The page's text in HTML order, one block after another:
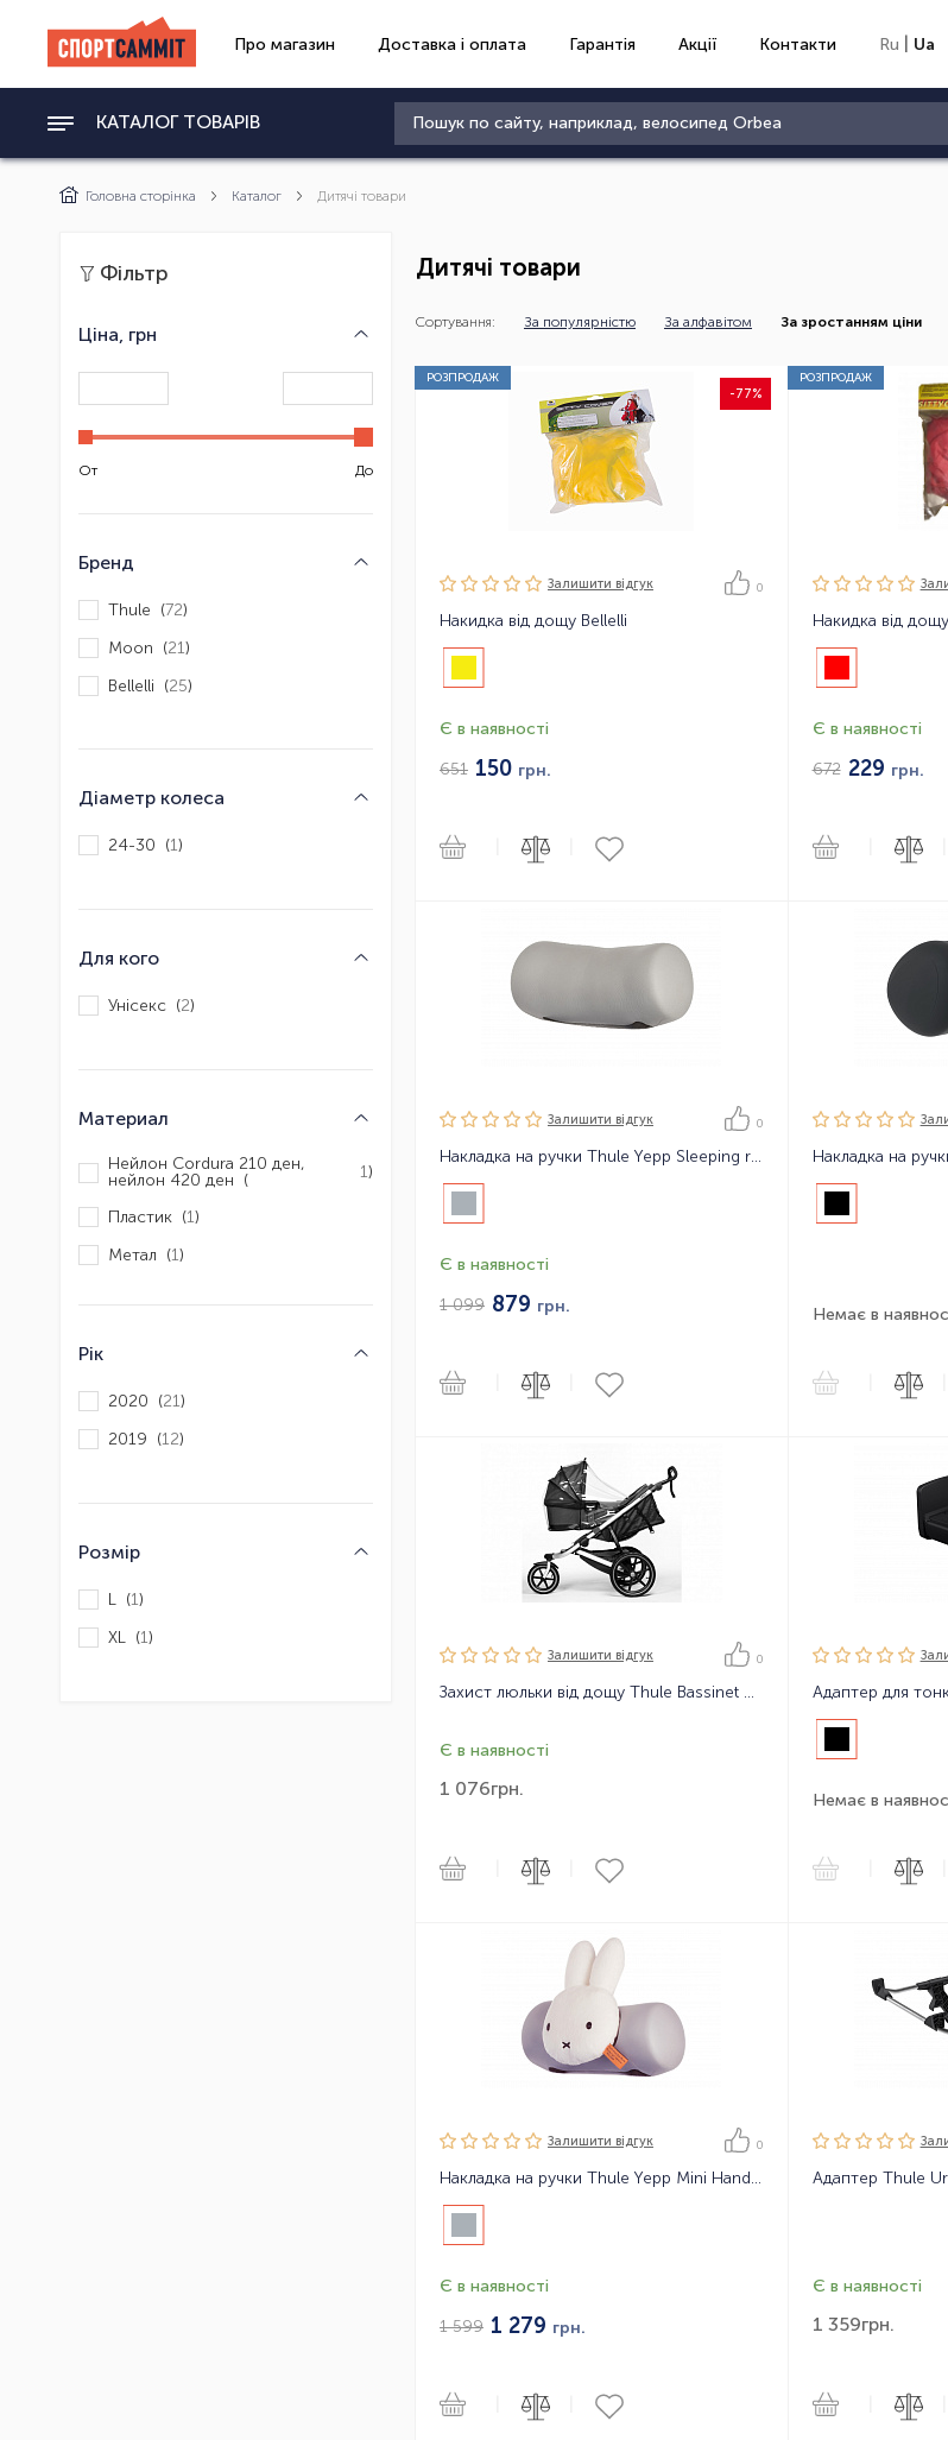
Про магазин Доставка і оплата Гарантія Акції Контакти Ru Ua
КАТАЛОГ ТОВАРІВ
Головна сторінка Каталог Дитячі товари
Фільтр
Ціна, грн
От До
Бренд
Thule (72)
Moon (21)
Bellelli (25)
Діаметр колеса
24-30 (1)
Для кого
Унісекс (2)
Материал
Нейлон Cordura 210 ден,
нейлон 420 ден (
1)
Пластик (1)
Метал (1)
Рік
2020 (21)
2019 (12)
Розмір
L (1)
XL (1)
Дитячі товари
Сортування: За популярністю За алфавітом За зростанням ціни
РОЗПРОДАЖ
-77%
Залишити вiдгук 0
Накидка від дощу Bellelli
Є в наявності
651 150 грн.
РОЗПРОДАЖ
Накидка від
Є в наявності
672 229 грн.
Залишити вiдгук 0
Накладка на ручки Thule Yepp Sleeping roll Basic
Є в наявності
1 099 879 грн. Немає в
Залишити вiдгук 0
Захист люльки від дощу Thule Bassinet Rain cover
Є в наявності
1 076грн.
Немає в
Залишити вiдгук 0
Накладка на ручки Thule Yepp Mini Handlebar Padding Miffy
Є в наявності
1 599 1 279 грн.
Є в наявності
1 359грн.